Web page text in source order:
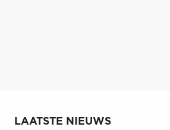
LAATSTE NIEUWS